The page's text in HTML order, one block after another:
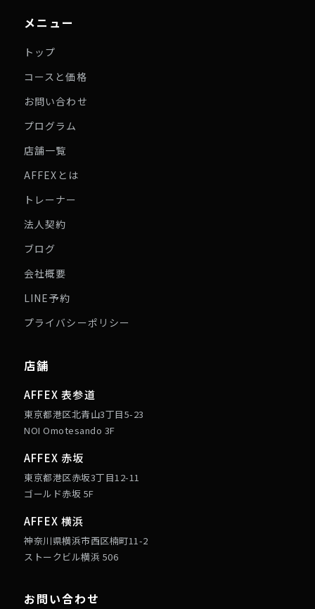
メニュー
トップ
コースと価格
お問い合わせ
プログラム
店舗一覧
AFFEXとは
トレーナー
法人契約
ブログ
会社概要
LINE予約
プライバシーポリシー
店舗
AFFEX 表参道
東京都港区北青山3丁目5-23
NOI Omotesando 3F
AFFEX 赤坂
東京都港区赤坂3丁目12-11
ゴールド赤坂 5F
AFFEX 横浜
神奈川県横浜市西区楠町11-2
ストークビル横浜 506
お問い合わせ